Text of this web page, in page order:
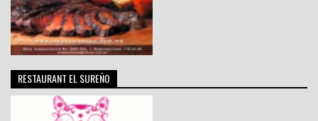
RESTAURANT EL SUREÑO